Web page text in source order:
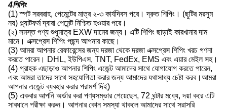
4শিপিং
(1) স্পট সরবরাহ, পেমেন্টের মাত্র ২-৩ কার্যদিবস পরে। দ্রুত শিপিং। (ছুটির মরসুম
নয়) প্ল্যাটফর্ম দ্বারা পেমেন্ট নিশ্চিত হওয়ার পরে।
(২) সমস্ত পণ্য শুধুমাত্র EXW দামের জন্য। এটি শিপিং ছাড়াই কারখানার দাম
মানে। এক্সপ্রেস শিপিং পছন্দ আপনার কাছে।
(3) আমরা আপনার রেফারেন্সের জন্য দরজা থেকে দরজা এক্সপ্রেস শিপিং খরচ গণনা
করতে পারেন। DHL, ইউপিএস, TNT, FedEx, EMS এবং এয়ার মেইল সহ।
(4) গ্রাহক এছাড়াও আপনার শিপিং এজেন্ট আমাদের সাথে যোগাযোগ করতে পারেন,
এবং আমরা তাদের সাথে সহযোগিতা করার জন্য আমাদের যথাসাধ্য চেষ্টা করব।আমরা
আপনার এজেন্ট ব্যবহার করার পরামর্শ দিই)
(5) একবার আপনি অর্ডার করা পণ্যসম্ভার পেয়েছেন, 72 ঘন্টার মধ্যে, দয়া করে এটি
সাবধানে পরীক্ষা করুন। আপনার কোন সমস্যা থাকলে আমাদের সাথে সরাসরি